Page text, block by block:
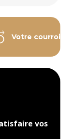
Votre courroie
vos